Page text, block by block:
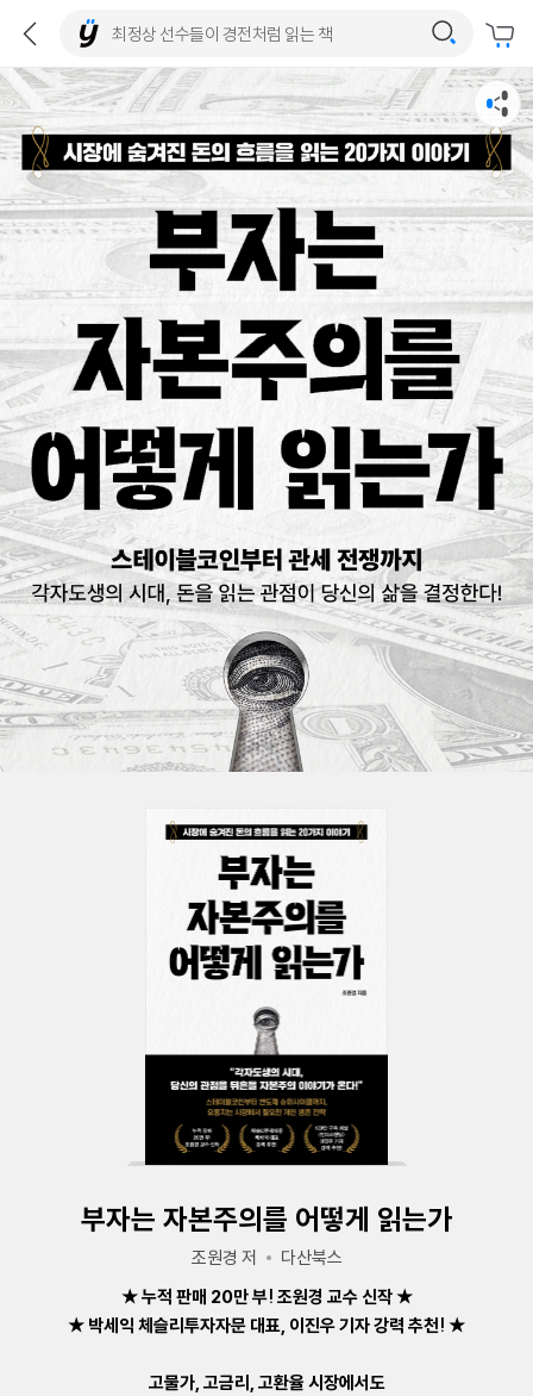
부자는 자본주의를 어떻게 읽는가
조원경 저
다산북스
★ 누적 판매 20만 부! 조원경 교수 신작 ★
★ 박세익 체슬리투자자문 대표, 이진우 기자 강력 추천! ★
고물가, 고금리, 고환율 시장에서도